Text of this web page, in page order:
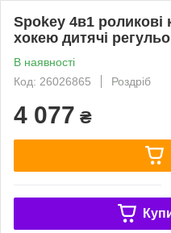
Spokey 4в1 роликові
хокею дитячі
В наявності
Код: 26026865
Роздріб
4 077 ₴